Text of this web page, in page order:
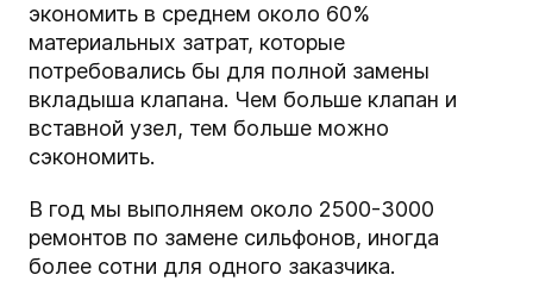
экономить в среднем около 60%
материальных затрат, которые
потребовались бы для полной замены
вкладыша клапана. Чем больше клапан и
вставной узел, тем больше можно
сэкономить.
В год мы выполняем около 2500-3000
ремонтов по замене сильфонов, иногда
более сотни для одного заказчика.